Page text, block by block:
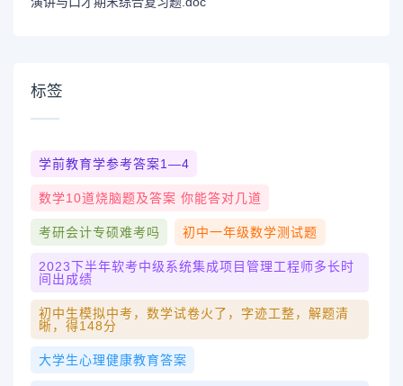
标签
学前教育学参考答案1—4
数学10道烧脑题及答案 你能答对几道
考研会计专硕难考吗 初中一年级数学测试题
2023下半年软考中级系统集成项目管理工程师多长时
间出成绩
初中生模拟中考，数学试卷火了，字迹工整，解题清
晰，得148分
大学生心理健康教育答案